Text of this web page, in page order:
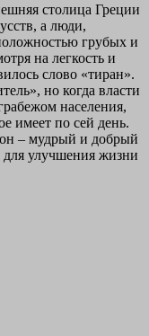
столица Греции
а люди,
грубых и
на легкость и
слово «тиран».
но когда власти
населения,
имеет по сей день.
– мудрый и добрый
для улучшения жизни